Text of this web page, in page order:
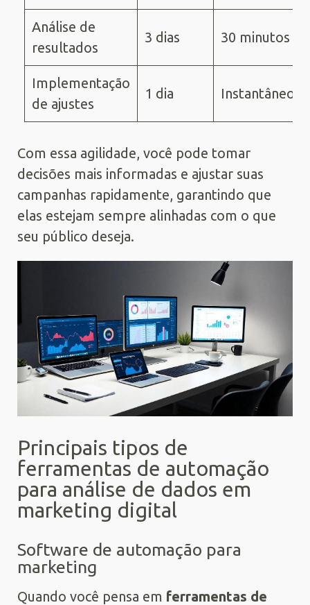
Análise de
resultados
3 dias 30 minutos
Implementação
de ajustes
1 dia Instantâneo
Com essa agilidade, você pode tomar
decisões mais informadas e ajustar suas
campanhas rapidamente, garantindo que
elas estejam sempre alinhadas com o que
seu público deseja.
Principais tipos de
ferramentas de automação
para análise de dados em
marketing digital
Software de automação para
marketing
Quando você pensa em ferramentas de